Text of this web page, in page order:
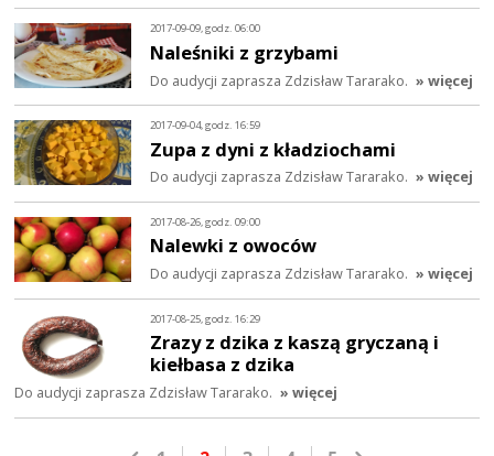
2017-09-09, godz. 06:00
Naleśniki z grzybami
Do audycji zaprasza Zdzisław Tararako. » więcej
2017-09-04, godz. 16:59
Zupa z dyni z kładziochami
Do audycji zaprasza Zdzisław Tararako. » więcej
2017-08-26, godz. 09:00
Nalewki z owoców
Do audycji zaprasza Zdzisław Tararako. » więcej
2017-08-25, godz. 16:29
Zrazy z dzika z kaszą gryczaną i
kiełbasa z dzika
Do audycji zaprasza Zdzisław Tararako. » więcej